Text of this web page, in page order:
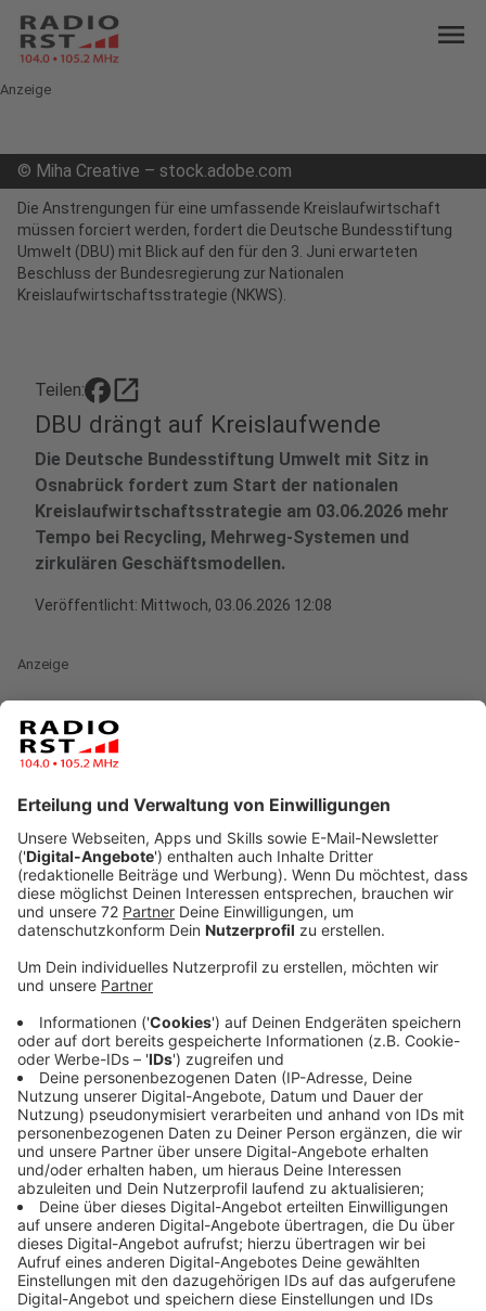
menu
Anzeige
© Miha Creative – stock.adobe.com
Die Anstrengungen für eine umfassende Kreislaufwirtschaft
müssen forciert werden, fordert die Deutsche Bundesstiftung
Umwelt (DBU) mit Blick auf den für den 3. Juni erwarteten
Beschluss der Bundesregierung zur Nationalen
Kreislaufwirtschaftsstrategie (NKWS).
Teilen: open_in_new
DBU drängt auf Kreislaufwende
Die Deutsche Bundesstiftung Umwelt mit Sitz in
Osnabrück fordert zum Start der nationalen
Kreislaufwirtschaftsstrategie am 03.06.2026 mehr
Tempo bei Recycling, Mehrweg-Systemen und
zirkulären Geschäftsmodellen.
Veröffentlicht: Mittwoch, 03.06.2026 12:08
Anzeige
DBU fordert mehr Tempo für
Anzeige
Die Deutsche Bundesstiftung Umwelt (DBU) drängt
auf schnellere Fortschritte beim Umbau hin zu einer
umfassenden Kreislaufwirtschaft in Deutschland.
Hintergrund ist der für heute (Mi., 03.06.) erwartete
Beschluss der Bundesregierung zur Nationalen
Kreislaufwirtschaftsstrategie (NKWS). Nach
Einschätzung der Stiftung kann eine funktionierende
Circular Economy Rohstoffe sparen, Müll vermeiden,
klimaschädliche Emissionen senken und zugleich neue
Geschäftsmodelle für Mittelstand und Start-ups
ermöglichen.
Die DBU verweist auf zahlreiche geförderte
Praxisprojekte, die zeigen sollen, wie
Kreislaufwirtschaft im Alltag funktioniert. Dazu zählen
Vorhaben aus den Bereichen zirkuläres Bauen,
Umweltbildung, Wiederverwendung, Textilrecycling